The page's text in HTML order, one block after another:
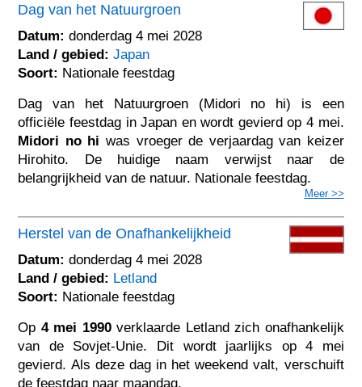
Dag van het Natuurgroen
Datum: donderdag 4 mei 2028
Land / gebied: Japan
Soort: Nationale feestdag
Dag van het Natuurgroen (Midori no hi) is een
officiële feestdag in Japan en wordt gevierd op 4 mei.
Midori no hi was vroeger de verjaardag van keizer
Hirohito. De huidige naam verwijst naar de
belangrijkheid van de natuur. Nationale feestdag.
Meer >>
Herstel van de Onafhankelijkheid
Datum: donderdag 4 mei 2028
Land / gebied: Letland
Soort: Nationale feestdag
Op 4 mei 1990verklaarde Letland zich onafhankelijk
van de Sovjet-Unie. Dit wordt jaarlijks op 4 mei
gevierd. Als deze dag in het weekend valt, verschuift
de feestdag naar maandag.